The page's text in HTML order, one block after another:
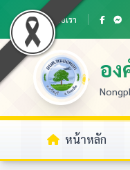
ติดต่อเรา
อ
หน้าหลัก